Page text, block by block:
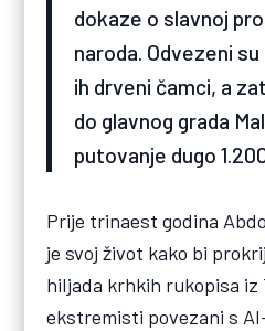
dokaze o slavnoj
naroda. Odvezeni
ih drveni čamci, a
do glavnog grada
putovanje dugo
Prije trinaest godina
je svoj život kako bi
hiljada krhkih rukopisa
ekstremisti povezani s